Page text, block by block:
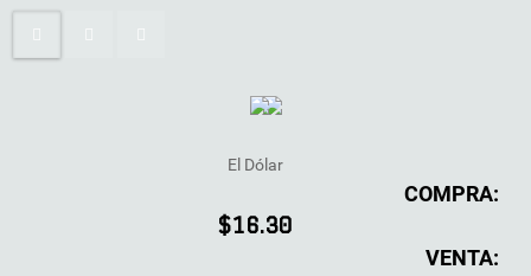
El Dólar
COMPRA:
$16.30
VENTA: